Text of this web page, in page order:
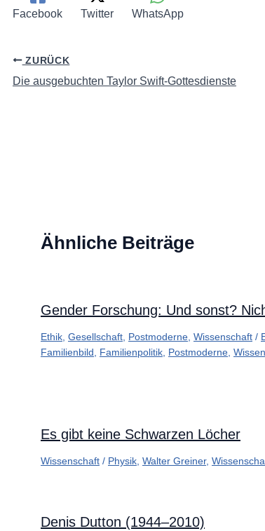
Facebook Twitter WhatsApp
ZURÜCK
Die ausgebuchten Taylor Swift-Gottesdienste
Ähnliche Beiträge
Gender Forschung: Und sonst?
Ethik Gesellschaft Postmoderne Wissenschaft /
Familienbild
Familienpolitik Postmoderne
Es gibt keine Schwarzen Löcher
Wissenschaft / Physik Walter Greiner,
Denis Dutton (1944–2010)